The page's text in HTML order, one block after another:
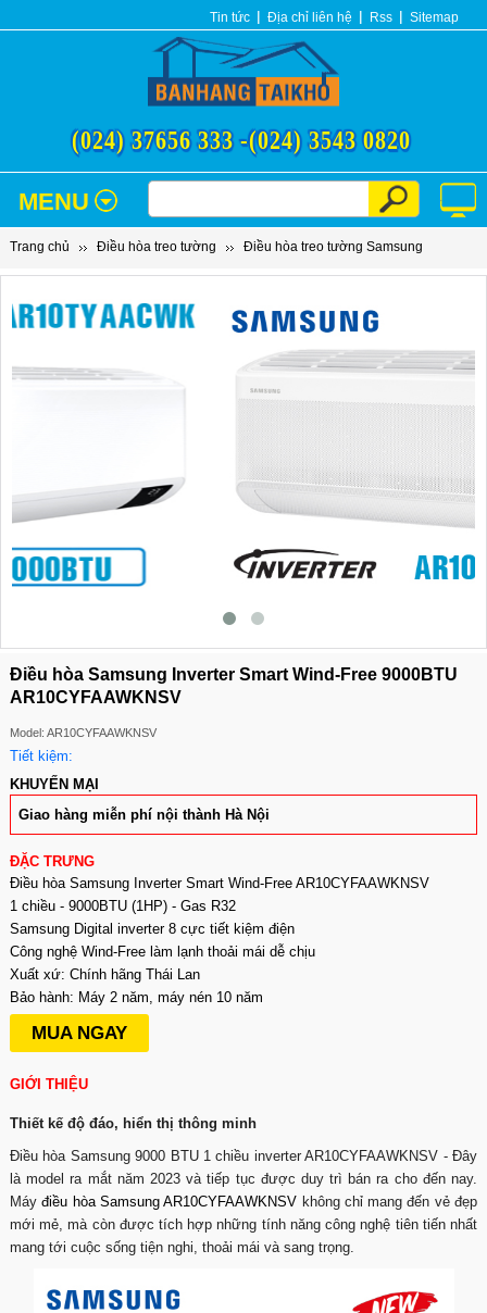
Tin tức Địa chỉ liên hệ Rss Sitemap
(024) 37656 333 -(024) 3543 0820
MENU
Trang chủ Điều hòa treo tường Điều hòa treo tường Samsung
Điều hòa Samsung Inverter Smart Wind-Free 9000BTU
AR10CYFAAWKNSV
Model: AR10CYFAAWKNSV
Tiết kiệm:
KHUYẾN MẠI
Giao hàng miễn phí nội thành Hà Nội
ĐẶC TRƯNG
Điều hòa Samsung Inverter Smart Wind-Free AR10CYFAAWKNSV
1 chiều - 9000BTU (1HP) - Gas R32
Samsung Digital inverter 8 cực tiết kiệm điện
Công nghệ Wind-Free làm lạnh thoải mái dễ chịu
Xuất xứ: Chính hãng Thái Lan
Bảo hành: Máy 2 năm, máy nén 10 năm
MUA NGAY
GIỚI THIỆU
Thiết kế độ đáo, hiển thị thông minh
Điều hòa Samsung 9000 BTU 1 chiều inverter AR10CYFAAWKNSV - Đây
là model ra mắt năm 2023 và tiếp tục được duy trì bán ra cho đến nay.
Máyđiều hòa Samsung AR10CYFAAWKNSV không chỉ mang đến vẻ đẹp
mới mẻ, mà còn được tích hợp những tính năng công nghệ tiên tiến nhất
mang tới cuộc sống tiện nghi, thoải mái và sang trọng.